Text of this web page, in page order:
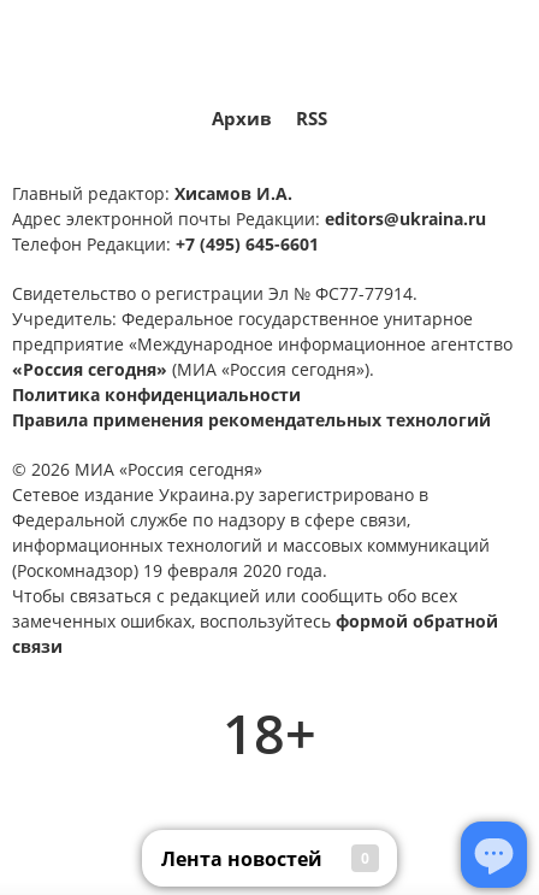
Архив RSS
Главный редактор: Хисамов И.А.
Адрес электронной почты Редакции: editors@ukraina.ru
Телефон Редакции: +7 (495) 645-6601
Свидетельство о регистрации Эл № ФС77-77914.
Учредитель: Федеральное государственное унитарное
предприятие «Международное информационное агентство
«Россия сегодня» (МИА «Россия сегодня»).
Политика конфиденциальности
Правила применения рекомендательных технологий
© 2026 МИА «Россия сегодня»
Сетевое издание Украина.ру зарегистрировано в
Федеральной службе по надзору в сфере связи,
информационных технологий и массовых коммуникаций
(Роскомнадзор) 19 февраля 2020 года.
Чтобы связаться с редакцией или сообщить обо всех
замеченных ошибках, воспользуйтесь формой обратной
связи
18+
Лента новостей 0